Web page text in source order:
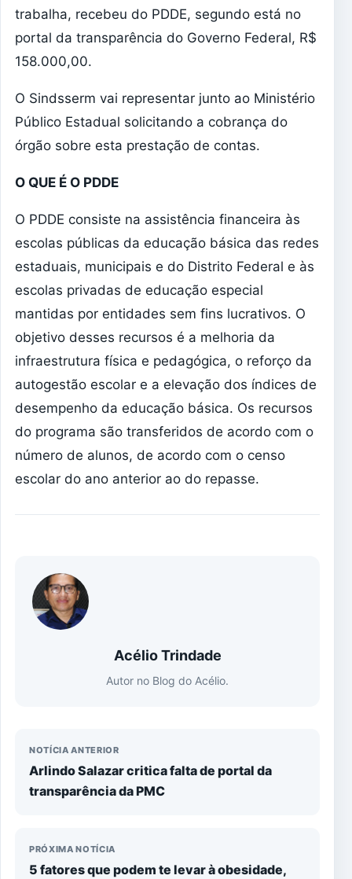
trabalha, recebeu do PDDE, segundo está no
portal da transparência do Governo Federal, R$
158.000,00.
O Sindsserm vai representar junto ao Ministério
Público Estadual solicitando a cobrança do
órgão sobre esta prestação de contas.
O QUE É O PDDE
O PDDE consiste na assistência financeira às
escolas públicas da educação básica das redes
estaduais, municipais e do Distrito Federal e às
escolas privadas de educação especial
mantidas por entidades sem fins lucrativos. O
objetivo desses recursos é a melhoria da
infraestrutura física e pedagógica, o reforço da
autogestão escolar e a elevação dos índices de
desempenho da educação básica. Os recursos
do programa são transferidos de acordo com o
número de alunos, de acordo com o censo
escolar do ano anterior ao do repasse.
Acélio Trindade
Autor no Blog do Acélio.
NOTÍCIA ANTERIOR
Arlindo Salazar critica falta de portal da
transparência da PMC
PRÓXIMA NOTÍCIA
5 fatores que podem te levar à obesidade,